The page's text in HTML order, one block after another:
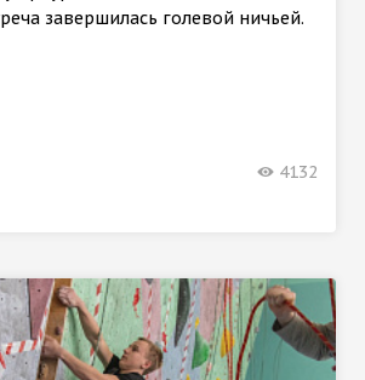
завершилась голевой ничьей.
4132